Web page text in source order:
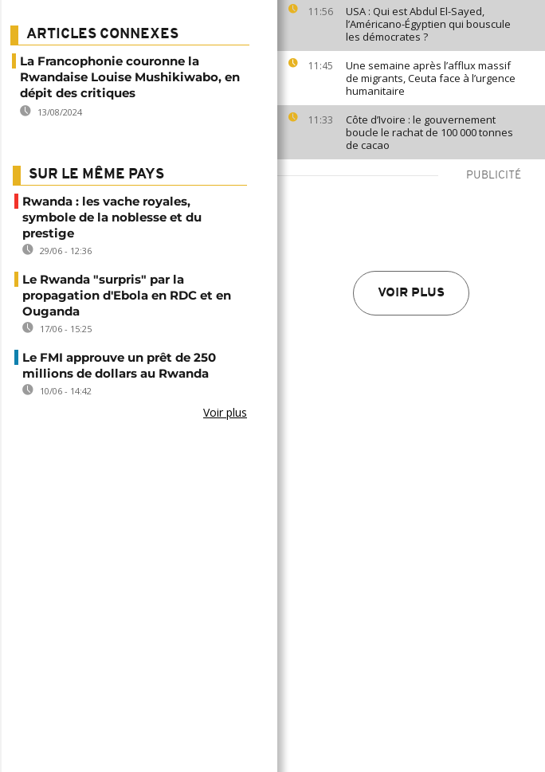
11:56
USA : Qui est Abdul El-Sayed,
l’Américano-Égyptien qui bouscule
les démocrates ?
11:45
Une semaine après l’afflux massif
de migrants, Ceuta face à l’urgence
humanitaire
11:33
Côte d’Ivoire : le gouvernement
boucle le rachat de 100 000 tonnes
de cacao
PUBLICITÉ
VOIR PLUS
ARTICLES CONNEXES
La Francophonie couronne la
Rwandaise Louise Mushikiwabo, en
dépit des critiques
13/08/2024
SUR LE MÊME PAYS
Rwanda : les vache royales,
symbole de la noblesse et du
prestige
29/06 - 12:36
Le Rwanda "surpris" par la
propagation d'Ebola en RDC et en
Ouganda
17/06 - 15:25
Le FMI approuve un prêt de 250
millions de dollars au Rwanda
10/06 - 14:42
Voir plus